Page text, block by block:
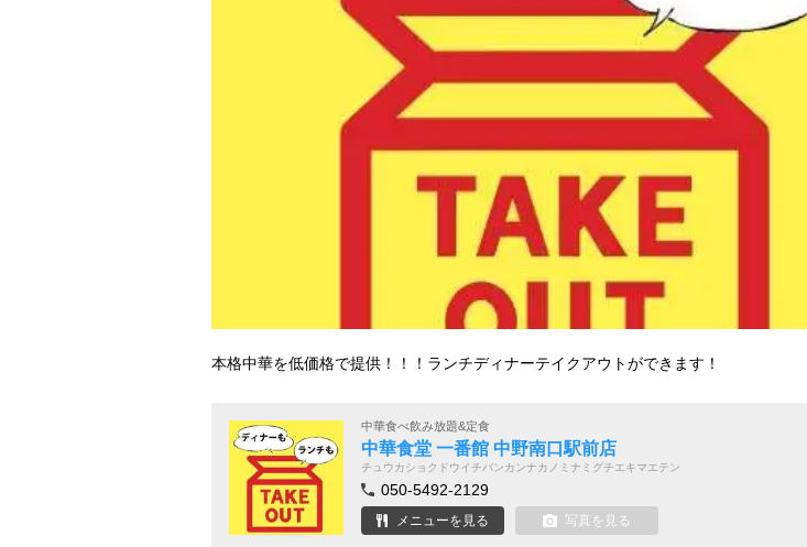
本格中華を低価格で提供！！！ランチディナーテイクアウトができます！
中華食べ飲み放題&定食
中華食堂 一番館 中野南口駅前店
チュウカショクドウイチバンカンナカノミナミグチエキマエテン
050-5492-2129
メニューを見る 写真を見る